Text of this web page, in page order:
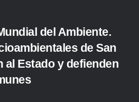
del Ambiente.
de San
al Estado y defienden